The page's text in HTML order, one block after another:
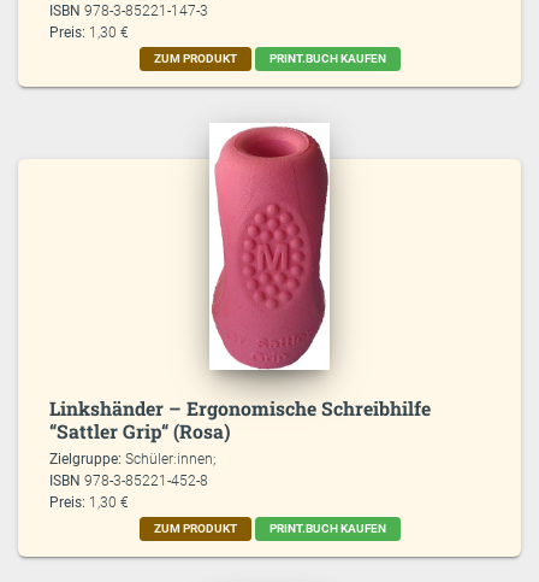
ISBN978-3-85221-147-3
Preis: 1,30 €
ZUM PRODUKT PRINT.BUCH KAUFEN
Linkshänder – Ergonomische Schreibhilfe
“Sattler Grip“ (Rosa)
Zielgruppe:Schüler:innen;
ISBN978-3-85221-452-8
Preis: 1,30 €
ZUM PRODUKT PRINT.BUCH KAUFEN